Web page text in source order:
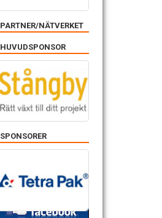
PARTNER/NÄTVERKET
HUVUDSPONSOR
SPONSORER